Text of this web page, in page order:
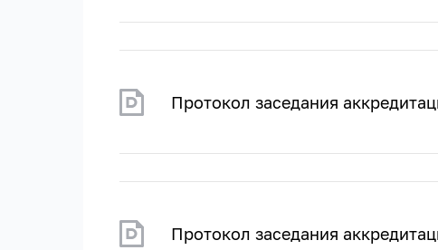
Протокол заседания
Протокол заседания